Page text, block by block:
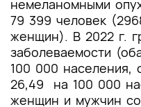
немеланомными
79 399 человек
женщин). В 2022 г.
заболеваемости
100 000 населения,
26,49 на 100 000
женщин и мужчин